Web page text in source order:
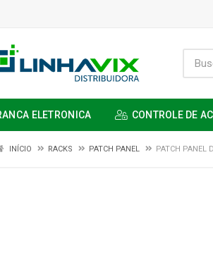
ELETRONICA CONTROLE DE
INÍCIO RACKS PATCH PANEL PATCH PANEL